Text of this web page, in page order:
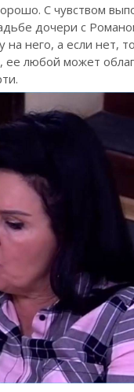
С чувством
дочери с
него, а если нет,
любой может